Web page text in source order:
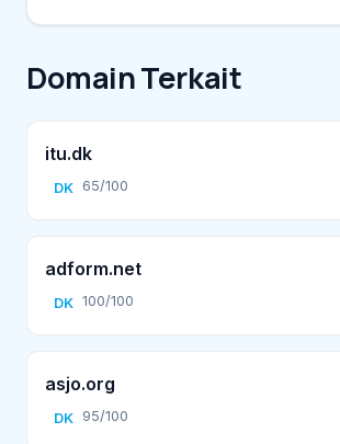
Domain Terkait
itu.dk
DK 65/100
adform.net
DK 100/100
asjo.org
DK 95/100